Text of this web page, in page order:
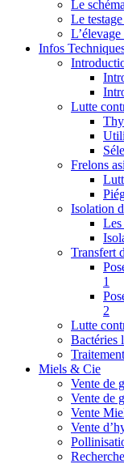
Le
Le
Infos
Lutte
Frelons
Isolation
Les
Transfert
1
2
Lutte
Bactéries
Miels & Cie
Vente de
Vente de
Vente
Vente